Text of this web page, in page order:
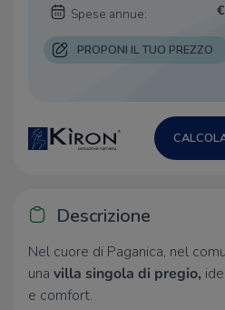
Spese annue:
PROPONI IL TUO PREZZO
Descrizione
Nel cuore di Paganica, nel
una villa singola di pregio,
e comfort.